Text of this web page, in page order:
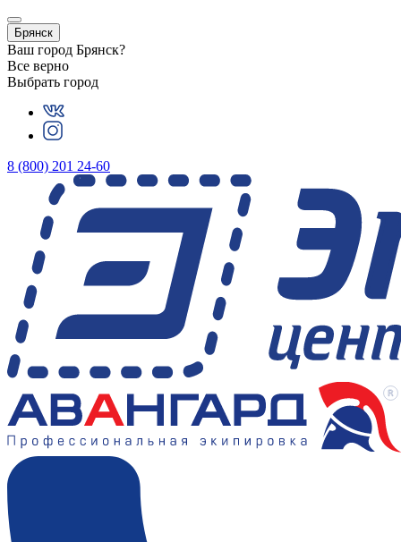
Брянск
Ваш город Брянск?
Все верно
Выбрать город
8 (800) 201 24-60